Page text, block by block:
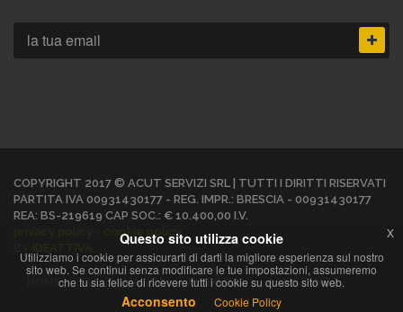
COPYRIGHT 2017 © ACUT SERVIZI SRL | TUTTI I DIRITTI RISERVATI
PARTITA IVA 00931430177 - REG. IMPR.: BRESCIA - 00931430177
REA: BS-219619 CAP SOC.: € 10.400,00 I.V.
cookie policy
HOME FUNZIONALITÀ TUTORIAL ASSISTENZA
Questo sito utilizza cookie
Utilizziamo i cookie per assicurarti di darti la migliore esperienza sul nostro
sito web. Se continui senza modificare le tue impostazioni, assumeremo
che tu sia felice di ricevere tutti i cookie su questo sito web.
Acconsento Cookie Policy
x